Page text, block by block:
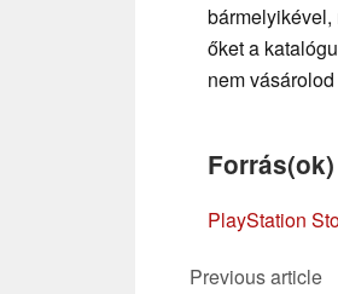
őket a
nem
Forrás(ok)
PlayStation
Previous article